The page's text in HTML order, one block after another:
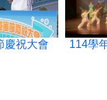
慶祝大會
114學